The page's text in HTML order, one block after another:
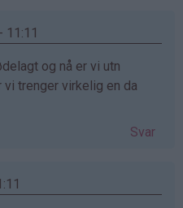
11:11
og nå er vi utn
trenger virkelig en da
Svar